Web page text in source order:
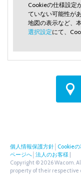
Cookieの仕様設定
ていない可能性があ
地図の表示など、
選択設定にて、
個人情報保護方針 Cookie
ページへ 法人のお客様
Copyright © 2026 Wacom.
property of their respective